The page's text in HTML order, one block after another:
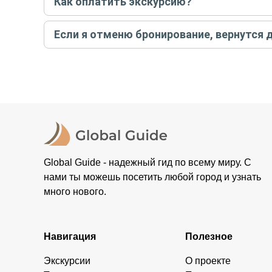
Создайте заказ на удобную дату и время, и
контакты организатора и точное место встречи.
Если я отменю бронирование, вернутся
Global Guide - надежный гид по всему миру. С
нами ты можешь посетить любой город и узнать
много нового.
Навигация
Экскурсии
Полезное
О проекте